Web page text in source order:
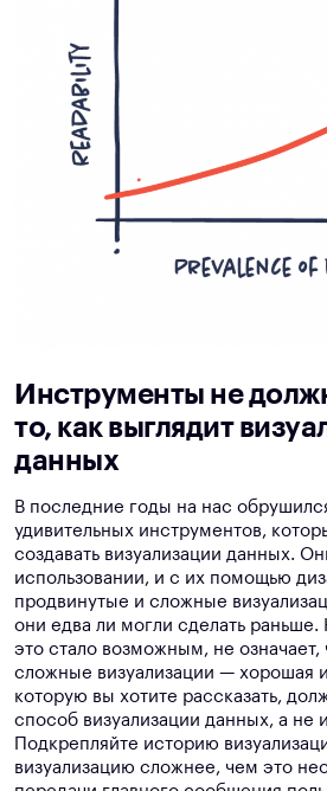
Инструменты не
то, как выглядит
данных
В последние годы на нас
удивительных инструментов,
создавать визуализации данных.
использовании, и с их помощью
продвинутые и сложные
они едва ли могли сделать раньше.
это стало возможным, не означает,
сложные визуализации — хорошая
которую вы хотите рассказать,
способ визуализации данных, а не
Подкрепляйте историю
визуализацию сложнее, чем это